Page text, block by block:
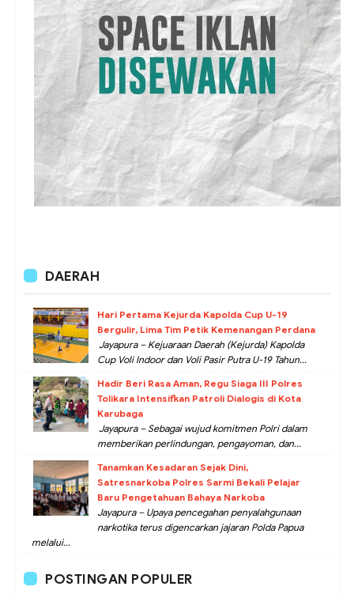
DAERAH
Hari Pertama Kejurda Kapolda Cup U-19
Bergulir, Lima Tim Petik Kemenangan Perdana
Jayapura – Kejuaraan Daerah (Kejurda) Kapolda
Cup Voli Indoor dan Voli Pasir Putra U-19 Tahun...
Hadir Beri Rasa Aman, Regu Siaga III Polres
Tolikara Intensifkan Patroli Dialogis di Kota
Karubaga
Jayapura – Sebagai wujud komitmen Polri dalam
memberikan perlindungan, pengayoman, dan...
Tanamkan Kesadaran Sejak Dini,
Satresnarkoba Polres Sarmi Bekali Pelajar
Baru Pengetahuan Bahaya Narkoba
Jayapura – Upaya pencegahan penyalahgunaan
narkotika terus digencarkan jajaran Polda Papua
melalui...
POSTINGAN POPULER